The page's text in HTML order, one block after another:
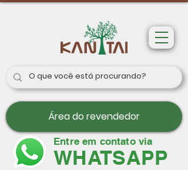
Área do revendedor
Entre em contato via
WHATSAPP